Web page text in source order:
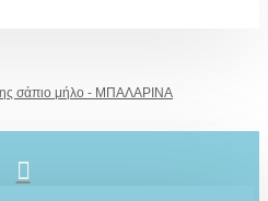
σάπιο μήλο - ΜΠΑΛΑΡΙΝΑ